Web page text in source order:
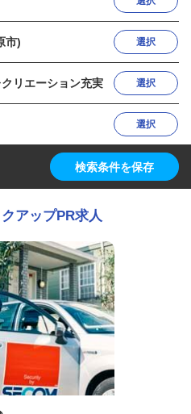
市) 選択
リエーション充実 選択
選択
検索条件を保存
アップPR求人